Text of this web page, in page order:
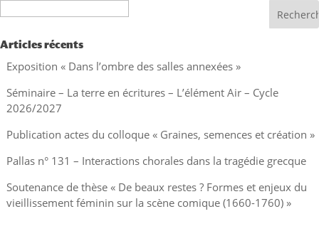
Articles récents
Exposition « Dans l’ombre des salles annexées »
Séminaire – La terre en écritures – L’élément Air – Cycle
2026/2027
Publication actes du colloque « Graines, semences et création »
Pallas n° 131 – Interactions chorales dans la tragédie grecque
Soutenance de thèse « De beaux restes ? Formes et enjeux du
vieillissement féminin sur la scène comique (1660-1760) »